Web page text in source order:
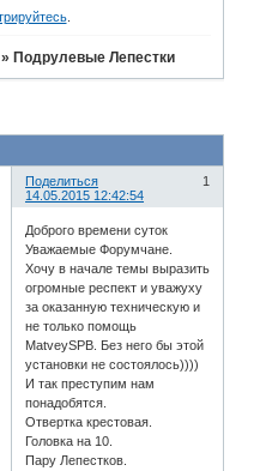
.
» Подрулевые Лепестки
Поделиться
1
14.05.2015 12:42:54
Доброго времени суток
Уважаемые Форумчане.
Хочу в начале темы выразить
огромные респект и уважуху
за оказанную техническую и
не только помощь
MatveySPB. Без него бы этой
установки не состоялось))))
И так преступим нам
понадобятся.
Отвертка крестовая.
Головка на 10.
Пару Лепестков.